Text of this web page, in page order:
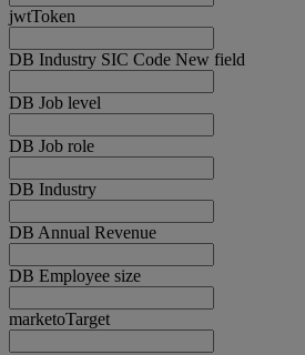
jwtToken
DB Industry SIC Code New field
DB Job level
DB Job role
DB Industry
DB Annual Revenue
DB Employee size
marketoTarget